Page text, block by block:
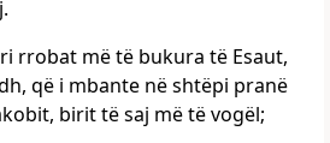
rrobat më të bukura të Esaut,
që i mbante në shtëpi pranë
birit të saj më të vogël;